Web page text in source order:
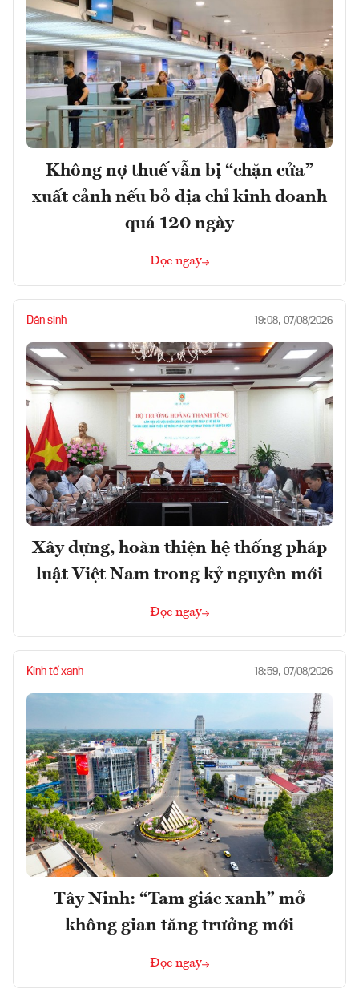
Không nợ thuế vẫn bị “chặn cửa”
xuất cảnh nếu bỏ địa chỉ kinh doanh
quá 120 ngày
Đọc ngay
Dân sinh 19:08, 07/08/2026
Xây dựng, hoàn thiện hệ thống pháp
luật Việt Nam trong kỷ nguyên mới
Đọc ngay
Kinh tế xanh 18:59, 07/08/2026
Tây Ninh: “Tam giác xanh” mở
không gian tăng trưởng mới
Đọc ngay